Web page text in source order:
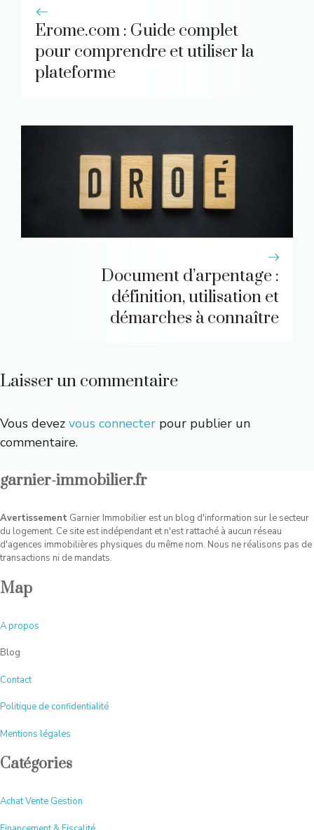
Erome.com : Guide complet
pour comprendre et utiliser la
plateforme
Document d’arpentage :
définition, utilisation et
démarches à connaître
Laisser un commentaire
Vous devez vous connecter pour publier un
commentaire.
garnier-immobilier.fr
Avertissement Garnier Immobilier est un blog d'information sur le secteur
du logement. Ce site est indépendant et n'est rattaché à aucun réseau
d'agences immobilières physiques du même nom. Nous ne réalisons pas de
transactions ni de mandats.
Map
Apropos
Blog
Contact
Politique de confidentialité
Mentions légales
Catégories
Achat Vente Gestion